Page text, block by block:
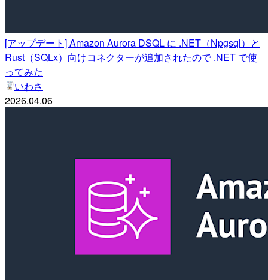
[アップデート] Amazon Aurora DSQL に .NET（Npgsql）と
Rust（SQLx）向けコネクターが追加されたので .NET で使
ってみた
いわさ
2026.04.06